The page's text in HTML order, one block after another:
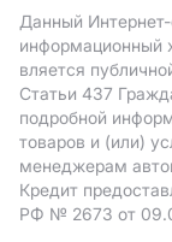
Данный
информационный
вляется
Статьи 437
подробной
товаров и (или)
менеджерам
Кредит
РФ № 2673 от